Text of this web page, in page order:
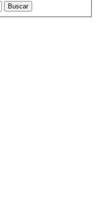
Buscar